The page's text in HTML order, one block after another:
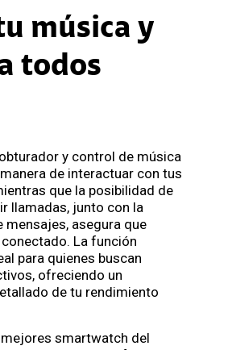
música y
todos
y control de música
de interactuar con tus
que la posibilidad de
llamadas, junto con la
asegura que
La función
para quienes buscan
ofreciendo un
de tu rendimiento
smartwatch del